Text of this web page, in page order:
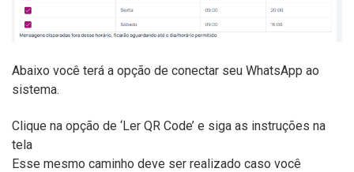
Abaixo você terá a opção de conectar seu WhatsApp ao
sistema.
Clique na opção de ‘Ler QR Code’ e siga as instruções na
tela
Esse mesmo caminho deve ser realizado caso você